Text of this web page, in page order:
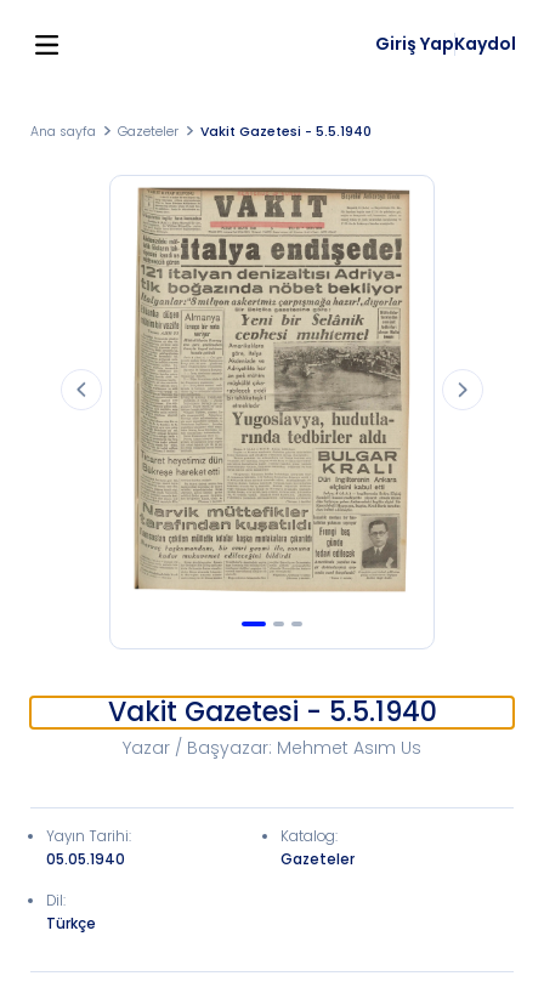
Giriş YapKaydol
Ana sayfa Gazeteler Vakit Gazetesi - 5.5.1940
Vakit Gazetesi - 5.5.1940
Yazar / Başyazar: Mehmet Asım Us
Yayın Tarihi:
05.05.1940
Katalog:
Gazeteler
Dil:
Türkçe